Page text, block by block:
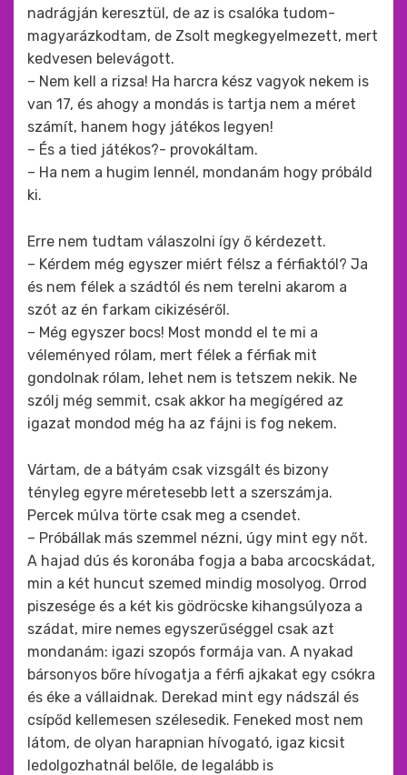
nadrágján keresztül, de az is csalóka tudom-
magyarázkodtam, de Zsolt megkegyelmezett, mert
kedvesen belevágott.
– Nem kell a rizsa! Ha harcra kész vagyok nekem is
van 17, és ahogy a mondás is tartja nem a méret
számít, hanem hogy játékos legyen!
– És a tied játékos?- provokáltam.
– Ha nem a hugim lennél, mondanám hogy próbáld
ki.
Erre nem tudtam válaszolni így ő kérdezett.
– Kérdem még egyszer miért félsz a férfiaktól? Ja
és nem félek a szádtól és nem terelni akarom a
szót az én farkam cikizéséről.
– Még egyszer bocs! Most mondd el te mi a
véleményed rólam, mert félek a férfiak mit
gondolnak rólam, lehet nem is tetszem nekik. Ne
szólj még semmit, csak akkor ha megígéred az
igazat mondod még ha az fájni is fog nekem.
Vártam, de a bátyám csak vizsgált és bizony
tényleg egyre méretesebb lett a szerszámja.
Percek múlva törte csak meg a csendet.
– Próbállak más szemmel nézni, úgy mint egy nőt.
A hajad dús és koronába fogja a baba arcocskádat,
min a két huncut szemed mindig mosolyog. Orrod
piszesége és a két kis gödröcske kihangsúlyoza a
szádat, mire nemes egyszerűséggel csak azt
mondanám: igazi szopós formája van. A nyakad
bársonyos bőre hívogatja a férfi ajkakat egy csókra
és éke a vállaidnak. Derekad mint egy nádszál és
csípőd kellemesen szélesedik. Feneked most nem
látom, de olyan harapnian hívogató, igaz kicsit
ledolgozhatnál belőle, de legalább is